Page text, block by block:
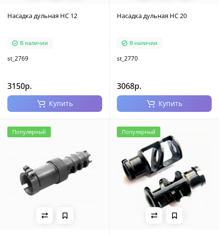
Насадка дульная НС 12
В наличии
st_2769
3150р.
Купить
Насадка дульная НС 20
В наличии
st_2770
3068р.
Купить
Популярный Популярный